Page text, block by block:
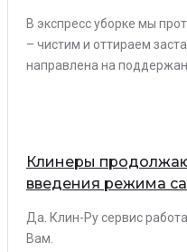
В экспресс уборке мы
– чистим и оттираем
направлена на
Клинеры
введения режима
Да. Клин-Ру сервис
Вам.